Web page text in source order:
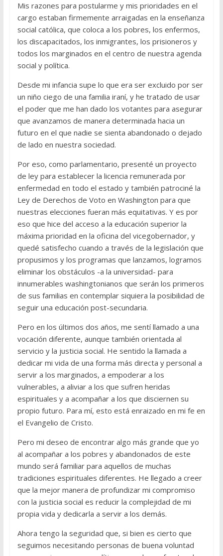
Mis razones para postularme y mis prioridades en el
cargo estaban firmemente arraigadas en la enseñanza
social católica, que coloca a los pobres, los enfermos,
los discapacitados, los inmigrantes, los prisioneros y
todos los marginados en el centro de nuestra agenda
social y política.
Desde mi infancia supe lo que era ser excluido por ser
un niño ciego de una familia iraní, y he tratado de usar
el poder que me han dado los votantes para asegurar
que avanzamos de manera determinada hacia un
futuro en el que nadie se sienta abandonado o dejado
de lado en nuestra sociedad.
Por eso, como parlamentario, presenté un proyecto
de ley para establecer la licencia remunerada por
enfermedad en todo el estado y también patrociné la
Ley de Derechos de Voto en Washington para que
nuestras elecciones fueran más equitativas. Y es por
eso que hice del acceso a la educación superior la
máxima prioridad en la oficina del vicegobernador, y
quedé satisfecho cuando a través de la legislación que
propusimos y los programas que lanzamos, logramos
eliminar los obstáculos -a la universidad- para
innumerables washingtonianos que serán los primeros
de sus familias en contemplar siquiera la posibilidad de
seguir una educación post-secundaria.
Pero en los últimos dos años, me sentí llamado a una
vocación diferente, aunque también orientada al
servicio y la justicia social. He sentido la llamada a
dedicar mi vida de una forma más directa y personal a
servir a los marginados, a empoderar a los
vulnerables, a aliviar a los que sufren heridas
espirituales y a acompañar a los que disciernen su
propio futuro. Para mí, esto está enraizado en mi fe en
el Evangelio de Cristo.
Pero mi deseo de encontrar algo más grande que yo
al acompañar a los pobres y abandonados de este
mundo será familiar para aquellos de muchas
tradiciones espirituales diferentes. He llegado a creer
que la mejor manera de profundizar mi compromiso
con la justicia social es reducir la complejidad de mi
propia vida y dedicarla a servir a los demás.
Ahora tengo la seguridad que, si bien es cierto que
seguimos necesitando personas de buena voluntad